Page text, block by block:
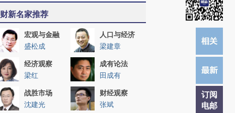
订阅
电邮
财新名家推荐
宏观与金融
盛松成
人口与经济
梁建章
经济观察
梁红
成有论法
田成有
战胜市场
沈建光
财经观察
张斌